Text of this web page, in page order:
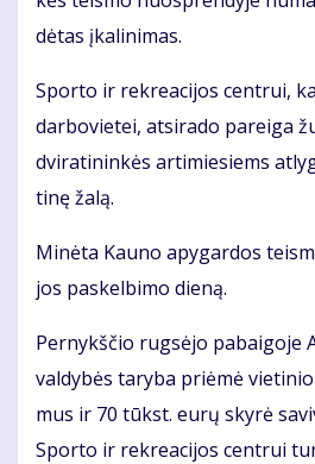
dė­tas įka­li­ni­mas.
Spor­to ir rek­re­a­ci­jos cen­trui,
dar­bo­vie­tei, at­si­ra­do pa­rei­ga
dvi­ra­ti­nin­kės ar­ti­mie­siems
ti­nę ža­lą.
Mi­nė­ta Kau­no apy­gar­dos
jos pa­skel­bi­mo die­ną.
Per­nykš­čio rug­sė­jo pa­bai­go­je
val­dy­bės ta­ry­ba pri­ėmė
mus ir 70 tūkst. eu­rų sky­rė
Spor­to ir rek­re­a­ci­jos cen­trui